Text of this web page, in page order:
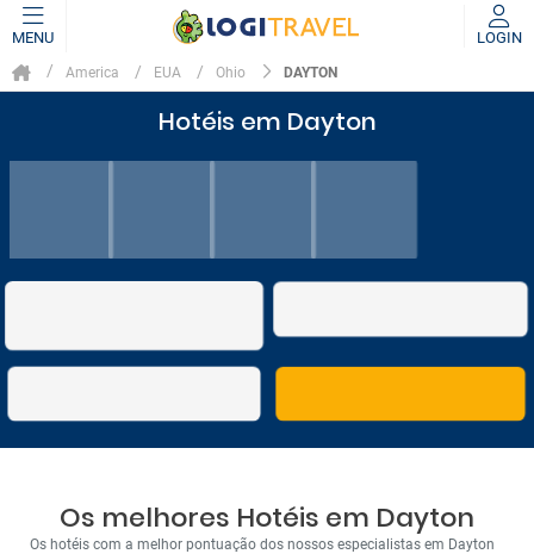
MENU LOGIN
America EUA Ohio DAYTON
Hotéis em Dayton
Os melhores Hotéis em Dayton
Os hotéis com a melhor pontuação dos nossos especialistas em Dayton